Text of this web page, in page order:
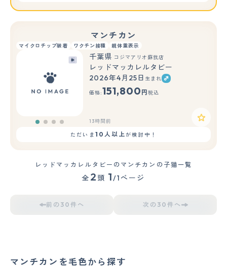
マンチカン
マイクロチップ装着 ワクチン接種 親体重表示
千葉県 コジマアリオ蘇我店
レッドマッカレルタビー
2026年4月25日 生まれ
価格:151,800 円 税込
13時間前
ただいま 10人以上が検討中！
レッドマッカレルタビーのマンチカンの子猫一覧
全 2 頭 1/1ページ
前の30件へ 次の30件へ
マンチカンを毛色から探す